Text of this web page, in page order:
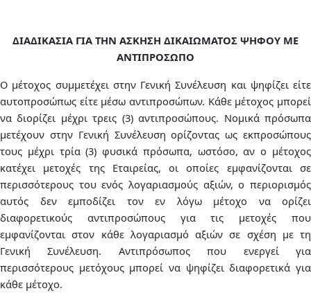
ΔΙΑΔΙΚΑΣΙΑ ΓΙΑ ΤΗΝ ΑΣΚΗΣΗ ΔΙΚΑΙΩΜΑΤΟΣ ΨΗΦΟΥ ΜΕ
ΑΝΤΙΠΡΟΣΩΠΟ
Ο μέτοχος συμμετέχει στην Γενική Συνέλευση και ψηφίζει είτε
αυτοπροσώπως είτε μέσω αντιπροσώπων. Κάθε μέτοχος μπορεί
να διορίζει μέχρι τρεις (3) αντιπροσώπους. Νομικά πρόσωπα
μετέχουν στην Γενική Συνέλευση ορίζοντας ως εκπροσώπους
τους μέχρι τρία (3) φυσικά πρόσωπα, ωστόσο, αν ο μέτοχος
κατέχει μετοχές της Εταιρείας, οι οποίες εμφανίζονται σε
περισσότερους του ενός λογαριασμούς αξιών, ο περιορισμός
αυτός δεν εμποδίζει τον εν λόγω μέτοχο να ορίζει
διαφορετικούς αντιπροσώπους για τις μετοχές που
εμφανίζονται στον κάθε λογαριασμό αξιών σε σχέση με τη
Γενική Συνέλευση. Αντιπρόσωπος που ενεργεί για
περισσότερους μετόχους μπορεί να ψηφίζει διαφορετικά για
κάθε μέτοχο.